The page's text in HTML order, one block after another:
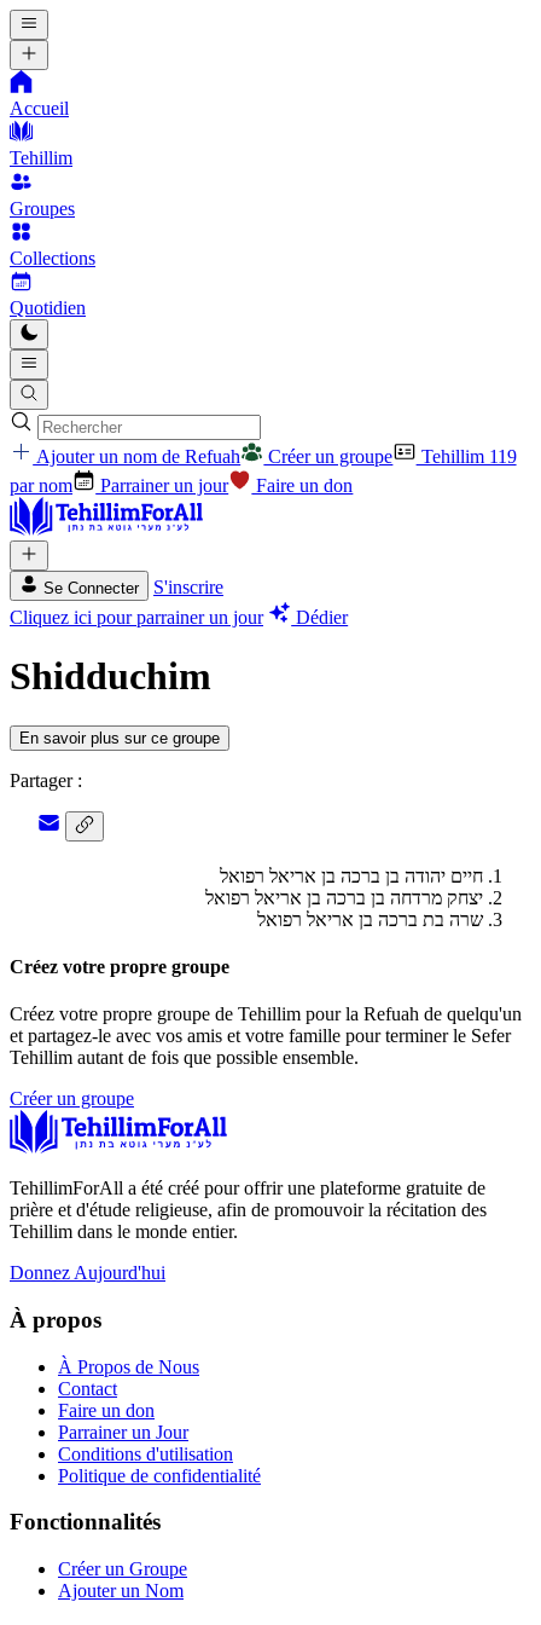
Accueil
Tehillim
Groupes
Collections
Quotidien
Ajouter un nom de Refuah Créer un groupe
Tehillim 119
par nom
Parrainer un jour Faire un don
Se Connecter
S'inscrire
Cliquez ici pour parrainer un jour
Dédier
Shidduchim
En savoir plus sur ce groupe
Partager :
חיים יהודה בן ברכה בן אריאל רפואל
יצחק מרדחה בן ברכה בן אריאל רפואל
שרה בת ברכה בן אריאל רפואל
Créez votre propre groupe
Créez votre propre groupe de Tehillim pour la Refuah de quelqu'un
et partagez-le avec vos amis et votre famille pour terminer le Sefer
Tehillim autant de fois que possible ensemble.
Créer un groupe
TehillimForAll a été créé pour offrir une plateforme gratuite de
prière et d'étude religieuse, afin de promouvoir la récitation des
Tehillim dans le monde entier.
Donnez Aujourd'hui
À propos
À Propos de Nous
Contact
Faire un don
Parrainer un Jour
Conditions d'utilisation
Politique de confidentialité
Fonctionnalités
Créer un Groupe
Ajouter un Nom